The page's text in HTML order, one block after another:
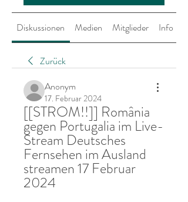
Diskussionen Medien Mitglieder Info
Zurück
Anonym
17. Februar 2024
[[STROM!!]] România
gegen Portugalia im Live-
Stream Deutsches
Fernsehen im Ausland
streamen 17 Februar
2024